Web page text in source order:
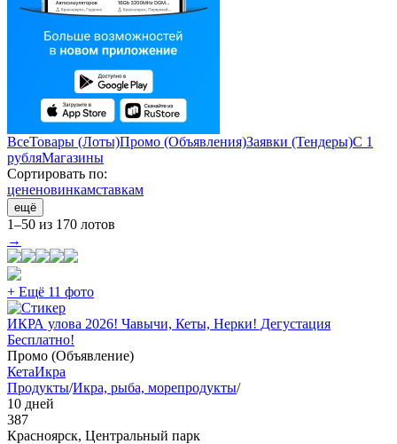
ВсеТовары (Лоты)Промо (Объявления)Заявки (Тендеры)С 1
рубляМагазины
Сортировать по:
цененовинкамставкам
ещё
1–50 из 170 лотов
→
+ Ещё 11 фото
ИКРА улова 2026! Чавычи, Кеты, Нерки! Дегустация
Бесплатно!
Промо (Объявление)
КетаИкра
Продукты/Икра, рыба, морепродукты/
10 дней
387
Красноярск, Центральный парк